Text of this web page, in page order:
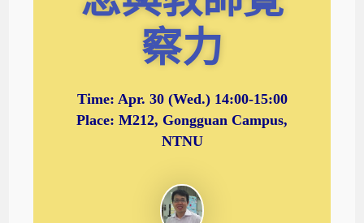
察力
Time: Apr. 30(Wed.) 14:00-15:00
Place: M212, Gongguan Campus,
NTNU